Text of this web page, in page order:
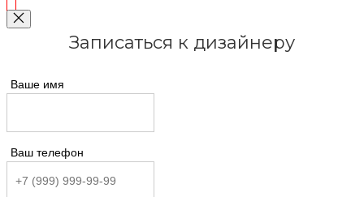
Записаться к дизайнеру
Ваше имя
Ваш телефон